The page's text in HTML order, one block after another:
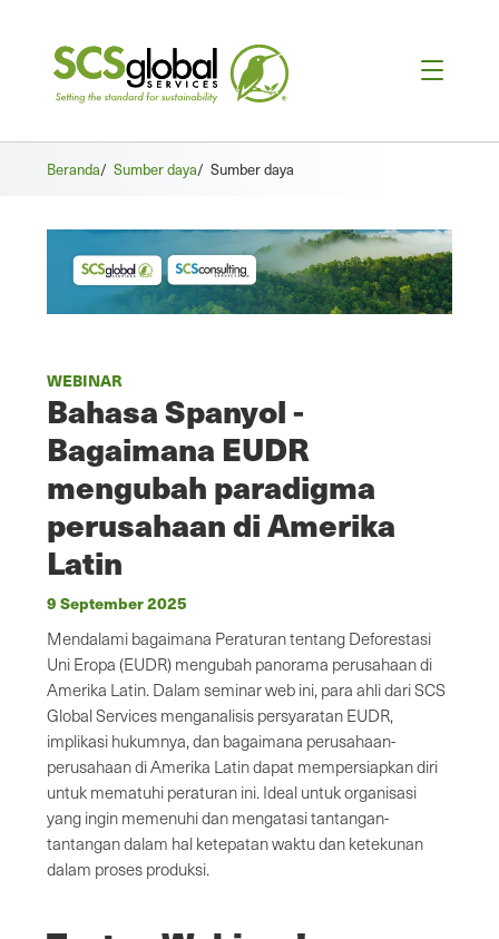
Beranda/ Sumber daya/ Sumber daya
WEBINAR
Bahasa Spanyol -
Bagaimana EUDR
mengubah paradigma
perusahaan di Amerika
Latin
9 September 2025
Mendalami bagaimana Peraturan tentang Deforestasi
Uni Eropa (EUDR) mengubah panorama perusahaan di
Amerika Latin. Dalam seminar web ini, para ahli dari SCS
Global Services menganalisis persyaratan EUDR,
implikasi hukumnya, dan bagaimana perusahaan-
perusahaan di Amerika Latin dapat mempersiapkan diri
untuk mematuhi peraturan ini. Ideal untuk organisasi
yang ingin memenuhi dan mengatasi tantangan-
tantangan dalam hal ketepatan waktu dan ketekunan
dalam proses produksi.